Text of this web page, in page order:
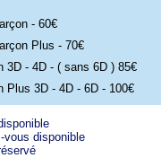
- 60€
Plus - 70€
3D - 4D - ( sans 6D ) 85€
Plus 3D - 4D - 6D - 100€
vous disponible